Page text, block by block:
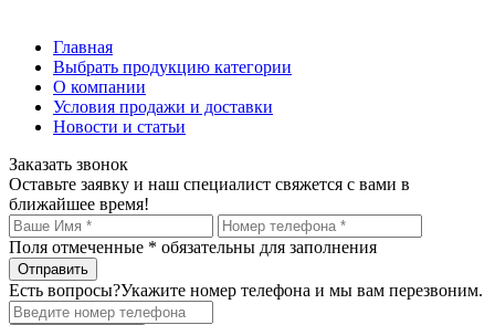
Главная
Выбрать продукцию категории
О компании
Условия продажи и доставки
Новости и статьи
Заказать звонок
Оставьте заявку и наш специалист свяжется с вами в
ближайшее время!
Поля отмеченные * обязательны для заполнения
Есть вопросы?Укажите номер телефона и мы вам перезвоним.